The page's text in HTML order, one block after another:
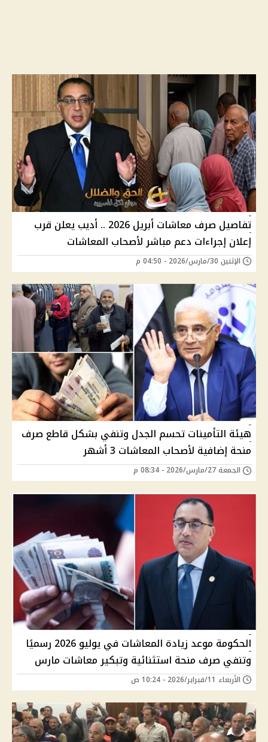
تفاصيل صرف معاشات أبريل 2026 .. أديب يعلن قرب
إعلان إجراءات دعم مباشر لأصحاب المعاشات
الإثنين 30/مارس/2026 - 04:50 م
هيئة التأمينات تحسم الجدل وتنفي بشكل قاطع صرف
منحة إضافية لأصحاب المعاشات 3 أشهر
الجمعة 27/مارس/2026 - 08:34 م
الحكومة موعد زيادة المعاشات في يوليو 2026 رسميًا
وتنفي صرف منحة استثنائية وتبكير معاشات مارس
الأربعاء 11/فبراير/2026 - 10:24 ص